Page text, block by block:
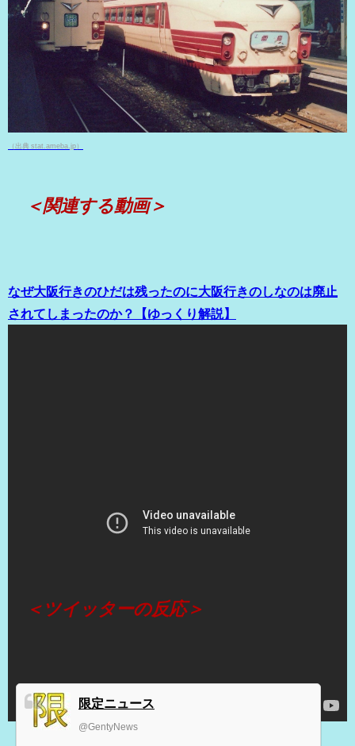
（出典 stat.ameba.jp）
＜関連する動画＞
なぜ大阪行きのひだは残ったのに大阪行きのしなのは廃止
されてしまったのか？【ゆっくり解説】
＜ツイッターの反応＞
限定ニュース
@GentyNews